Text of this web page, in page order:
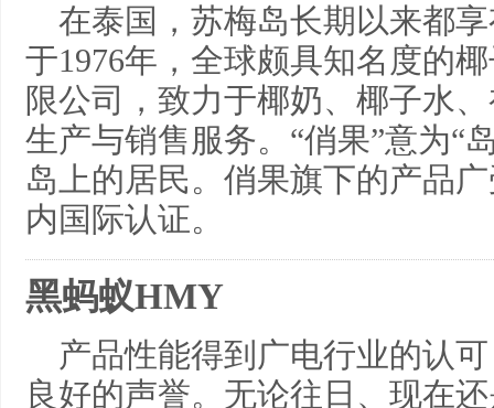
在泰国，苏梅岛长期以来都
于1976年，全球颇具知名度的
限公司，致力于椰奶、椰子水
生产与销售服务。“俏果”意为“
岛上的居民。俏果旗下的产品
内国际认证。
黑蚂蚁HMY
产品性能得到广电行业的认
良好的声誉。无论往日、现在